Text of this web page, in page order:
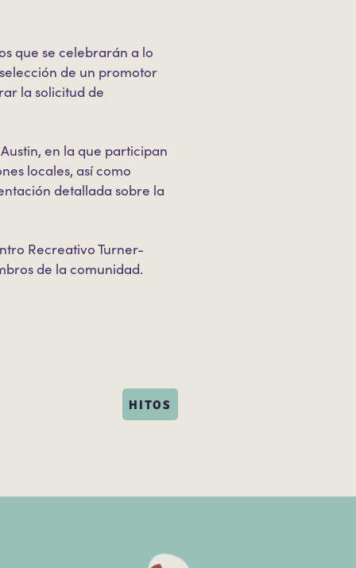
que se celebrarán a lo
de un promotor
la solicitud de
en la que participan
locales, así como
detallada sobre la
Recreativo Turner-
de la comunidad.
HITOS